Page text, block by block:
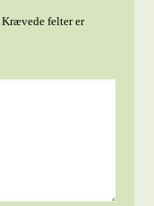
Krævede felter er